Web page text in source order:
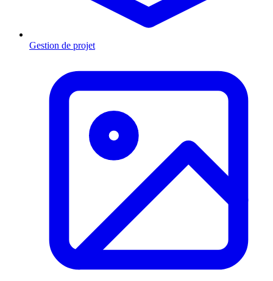
Gestion de projet